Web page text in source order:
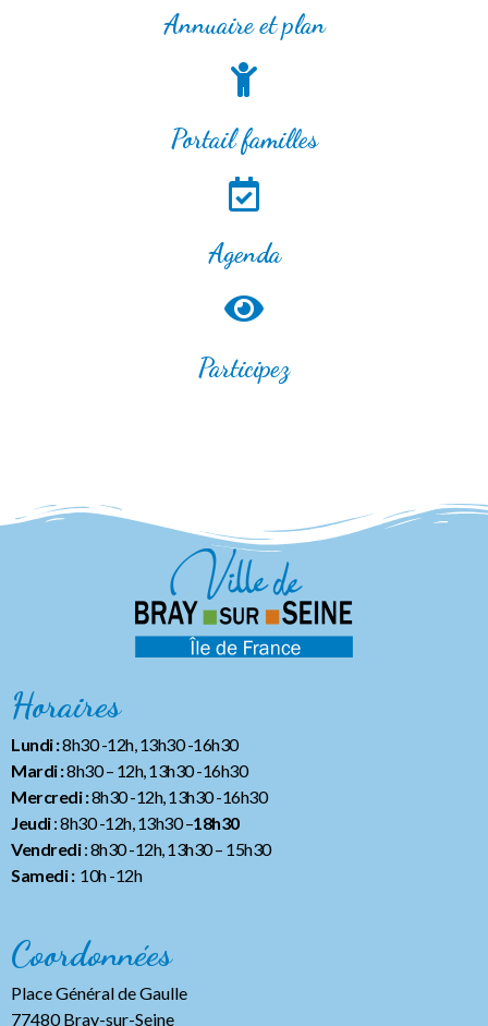
Annuaire et plan
Portail familles
Agenda
Participez
Horaires
Lundi :8h30 -12h, 13h30 -16h30
Mardi :8h30 – 12h, 13h30 -16h30
Mercredi :8h30 -12h, 13h30 -16h30
Jeudi: 8h30 -12h, 13h30 –18h30
Vendredi: 8h30 -12h, 13h30– 15h30
Samedi :10h -12h
Coordonnées
Place Général de Gaulle
77480 Bray-sur-Seine